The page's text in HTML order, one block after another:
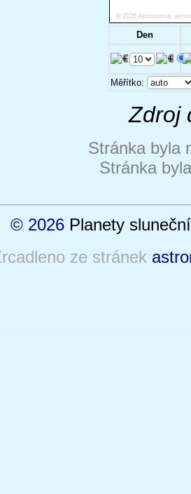
Den
.
Měřítko:
Zdroj
Stránka byla
Stránka
© 2026 Planety
ze stránek